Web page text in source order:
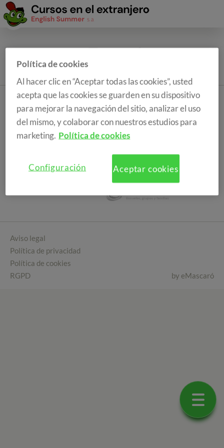
Aviso legal
Política de privacidad
Política de cookies
RGPD
by eMascaró
Política de cookies
Al hacer clic en “Aceptar todas las cookies”, usted
acepta que las cookies se guarden en su dispositivo
para mejorar la navegación del sitio, analizar el uso
del mismo, y colaborar con nuestros estudios para
marketing. Política de cookies
Aceptar cookies
Configuración